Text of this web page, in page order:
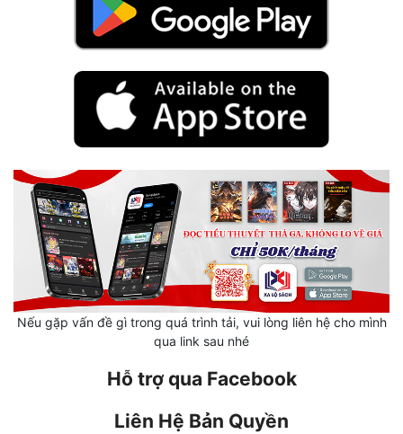
Khoa Huyễn Không Gian
Kỳ Ảo
Linh Dị
Làm Giàu
Mưu Mô
Nếu gặp vấn đề gì trong quá trình tải, vui lòng liên hệ cho mình
qua link sau nhé
Hỗ trợ qua Facebook
Liên Hệ Bản Quyền